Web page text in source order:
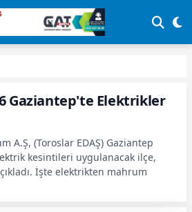
Gaziantep'te Elektrikler
A.Ş, (Toroslar EDAŞ) Gaziantep
kesintileri uygulanacak ilçe,
İşte elektrikten mahrum